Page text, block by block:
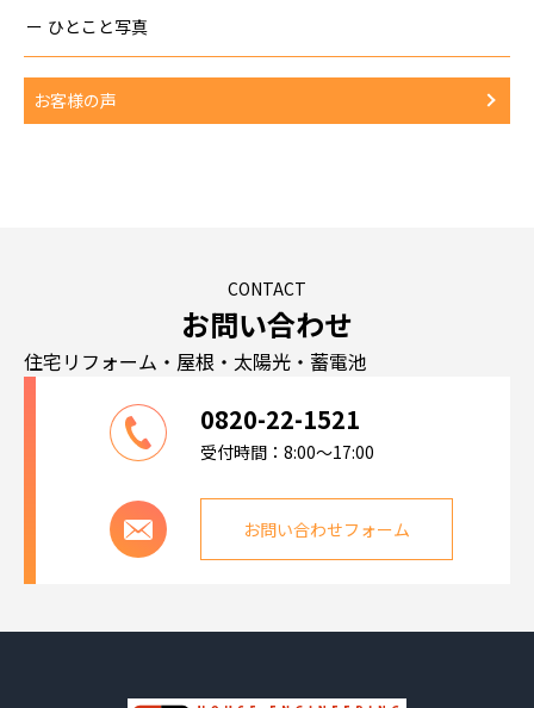
ひとこと写真
お客様の声
CONTACT
お問い合わせ
住宅リフォーム・屋根・太陽光・蓄電池
0820-22-1521
受付時間：8:00～17:00
お問い合わせフォーム